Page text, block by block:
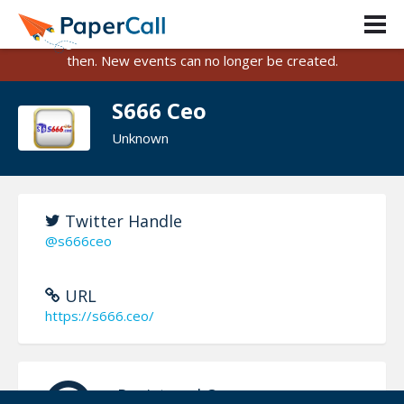
PaperCall is shutting down on August 31, 2026.
Existing events and submissions will remain available until
then. New events can no longer be created.
S666 Ceo
Unknown
Twitter Handle
@s666ceo
URL
https://s666.ceo/
Registered On